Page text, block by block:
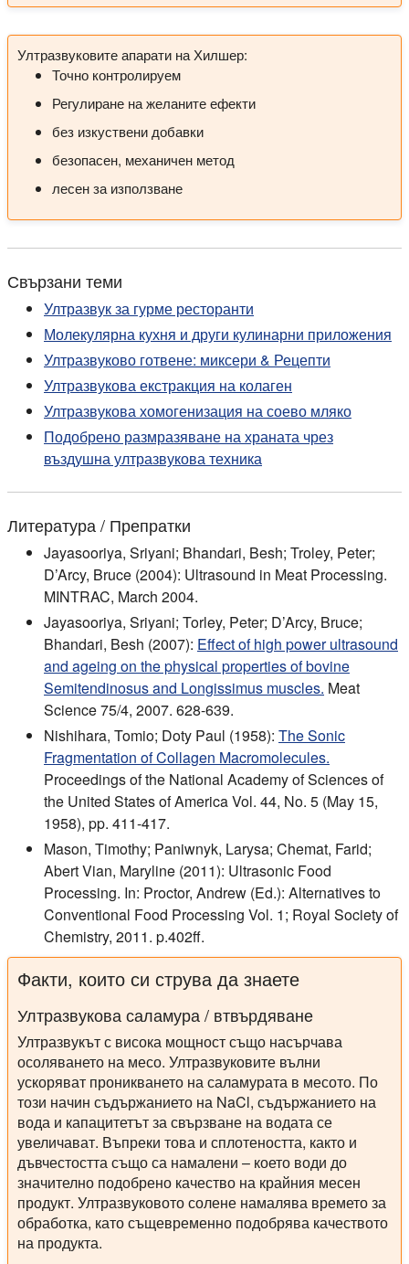
Ултразвуковите апарати на Хилшер:
Точно контролируем
Регулиране на желаните ефекти
без изкуствени добавки
безопасен, механичен метод
лесен за използване
Свързани теми
Ултразвук за гурме ресторанти
Молекулярна кухня и други кулинарни приложения
Ултразвуково готвене: миксери & Рецепти
Ултразвукова екстракция на колаген
Ултразвукова хомогенизация на соево мляко
Подобрено размразяване на храната чрез
въздушна ултразвукова техника
Литература / Препратки
Jayasooriya, Sriyani; Bhandari, Besh; Troley, Peter;
D’Arcy, Bruce (2004): Ultrasound in Meat Processing.
MINTRAC, March 2004.
Jayasooriya, Sriyani; Torley, Peter; D’Arcy, Bruce;
Bhandari, Besh (2007): Effect of high power ultrasound
and ageing on the physical properties of bovine
Semitendinosus and Longissimus muscles. Meat
Science 75/4, 2007. 628-639.
Nishihara, Tomio; Doty Paul (1958): The Sonic
Fragmentation of Collagen Macromolecules.
Proceedings of the National Academy of Sciences of
the United States of America Vol. 44, No. 5 (May 15,
1958), pp. 411-417.
Mason, Timothy; Paniwnyk, Larysa; Chemat, Farid;
Abert Vian, Maryline (2011): Ultrasonic Food
Processing. In: Proctor, Andrew (Ed.): Alternatives to
Conventional Food Processing Vol. 1; Royal Society of
Chemistry, 2011. p.402ff.
Факти, които си струва да знаете
Ултразвукова саламура / втвърдяване
Ултразвукът с висока мощност също насърчава
осоляването на месо. Ултразвуковите вълни
ускоряват проникването на саламурата в месото. По
този начин съдържанието на NaCl, съдържанието на
вода и капацитетът за свързване на водата се
увеличават. Въпреки това и сплотеността, както и
дъвчестостта също са намалени – което води до
значително подобрено качество на крайния месен
продукт. Ултразвуковото солене намалява времето за
обработка, като същевременно подобрява качеството
на продукта.